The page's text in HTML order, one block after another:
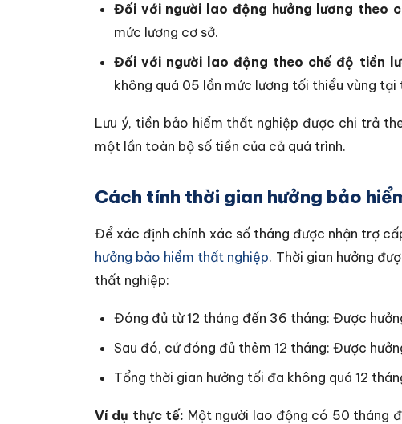
Đối với người lao động hưởng lương theo
mức lương cơ sở.
Đối với người lao động theo chế độ tiền
không quá 05 lần mức lương tối thiểu vùng
Lưu ý, tiền bảo hiểm thất nghiệp được chi trả
một lần toàn bộ số tiền của cả quá trình.
Cách tính thời gian hưởng bảo
Để xác định chính xác số tháng được nhận trợ
hưởng bảo hiểm thất nghiệp. Thời gian hưởng
thất nghiệp:
Đóng đủ từ 12 tháng đến 36 tháng: Được
Sau đó, cứ đóng đủ thêm 12 tháng: Được
Tổng thời gian hưởng tối đa không quá 12
Ví dụ thực tế: Một người lao động có 50 tháng